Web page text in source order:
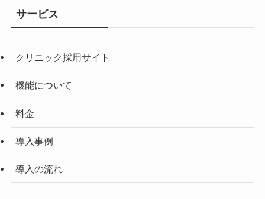
サービス
クリニック採用サイト
機能について
料金
導入事例
導入の流れ